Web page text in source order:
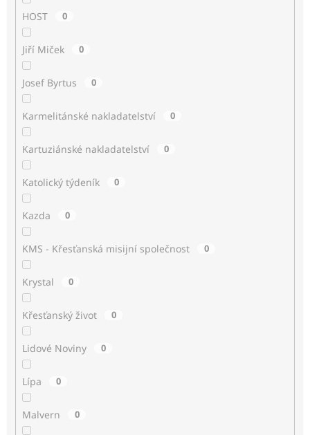
HOST 0
Jiří Miček 0
Josef Byrtus 0
Karmelitánské nakladatelství 0
Kartuziánské nakladatelství 0
Katolický týdeník 0
Kazda 0
KMS - Křesťanská misijní společnost 0
Krystal 0
Křesťanský život 0
Lidové Noviny 0
Lípa 0
Malvern 0